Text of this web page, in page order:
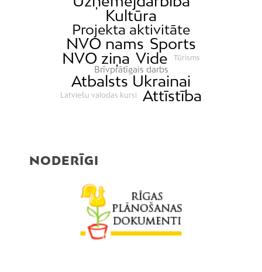
Kultūra
Projekta aktivitāte
NVO nams Sports
NVO ziņa Vide Tūrisms
Brīvprātīgais darbs
Atbalsts Ukrainai
Latviešu valodas kursi Attīstība
NODERĪGI